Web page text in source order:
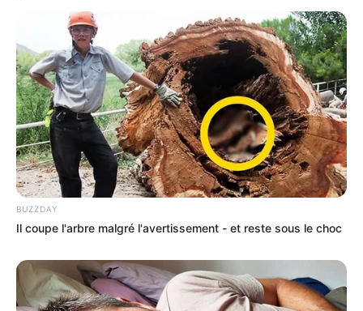
BUZZDAY
Il coupe l'arbre malgré l'avertissement - et reste sous le choc